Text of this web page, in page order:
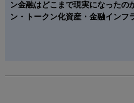
ン金融はどこまで現実になったの
ン・トークン化資産・金融インフ